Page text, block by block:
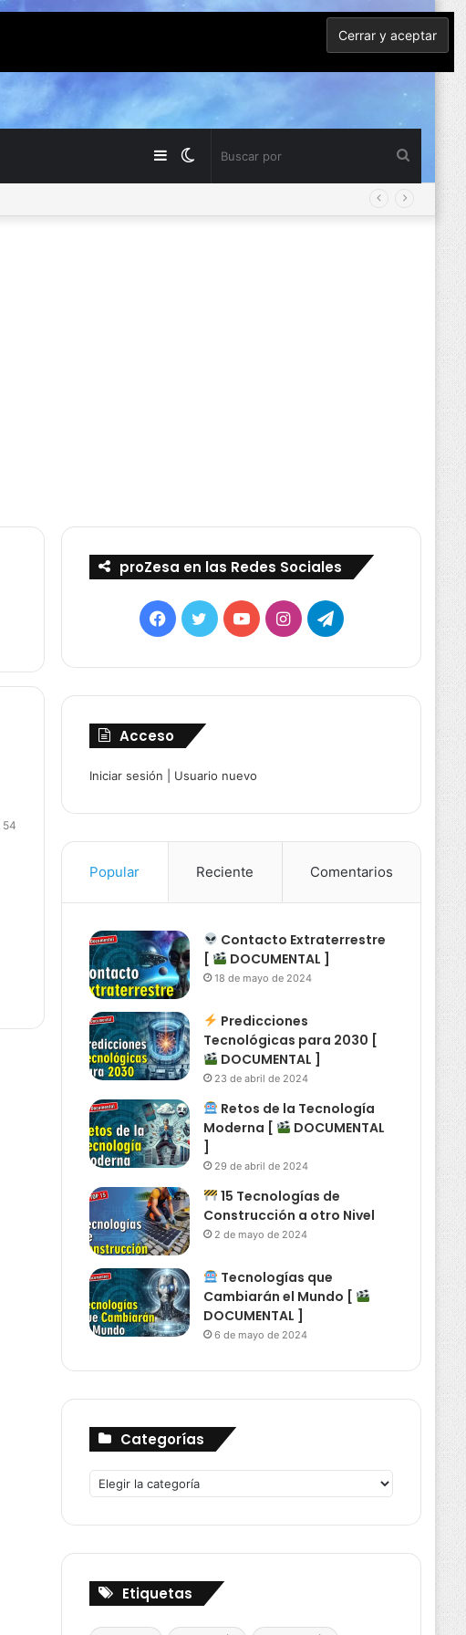
Switch
Barra
54
proZesa en las Redes Sociales
Facebook
TwitterYouTubeInstagramTelegram
Acceso
Iniciar sesión Usuario nuevo
Popular Reciente Comentarios
Contacto Extraterrestre
[
DOCUMENTAL ]
18 de mayo de 2024
Predicciones
Tecnológicas para 2030 [
DOCUMENTAL ]
23 de abril de 2024
Retos de la Tecnología
Moderna [
DOCUMENTAL
]
29 de abril de 2024
15 Tecnologías de
Construcción a otro Nivel
2 de mayo de 2024
Tecnologías que
Cambiarán el Mundo [
DOCUMENTAL ]
6 de mayo de 2024
Categorías
Categorías
Etiquetas